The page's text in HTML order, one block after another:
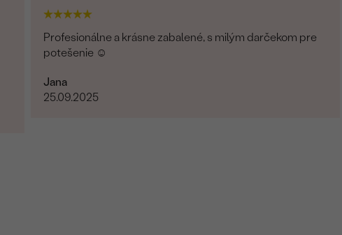
Profesionálne a krásne zabalené, s milým darčekom pre
potešenie ☺️
Jana
25.09.2025